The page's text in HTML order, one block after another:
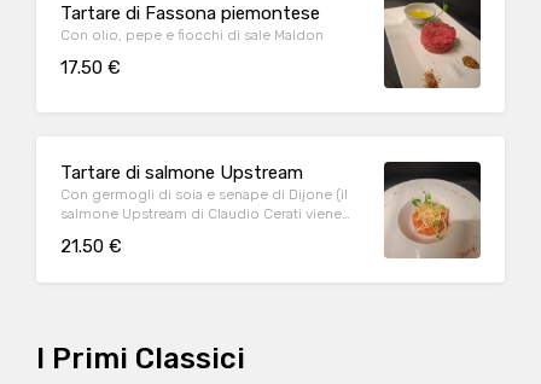
Tartare di Fassona piemontese
Con olio, pepe e fiocchi di sale Maldon
17.50 €
Tartare di salmone Upstream
Con germogli di soia e senape di Dijone (il
salmone Upstream di Claudio Cerati viene
Øer e cresce in acque gelide e pulite, senza
21.50 €
I Primi Classici